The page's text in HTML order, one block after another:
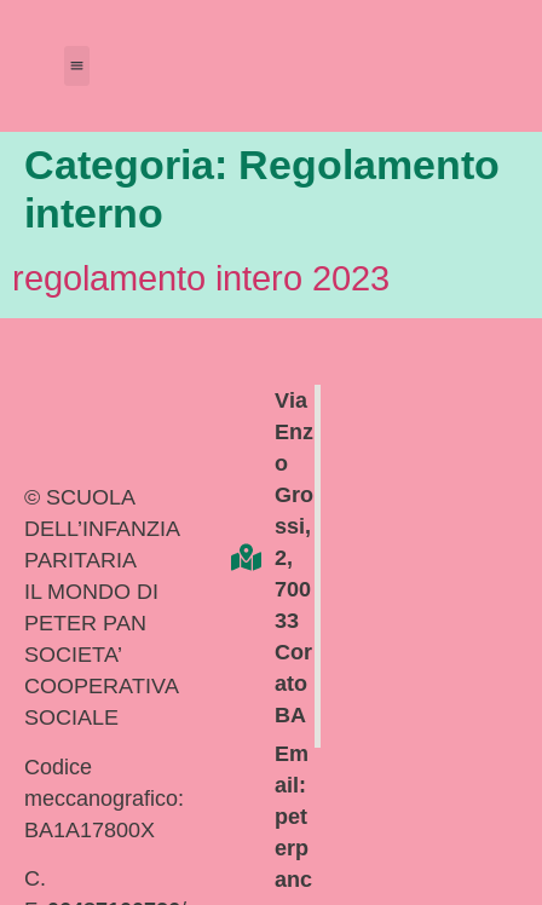
Categoria: Regolamento
interno
regolamento intero 2023
© SCUOLA
DELL’INFANZIA
PARITARIA
IL MONDO DI
PETER PAN
SOCIETA’
COOPERATIVA
SOCIALE
Codice
meccanografico:
BA1A17800X
C.
Via
Enz
o
Gro
ssi,
2,
700
33
Cor
ato
BA
Em
ail:
pet
erp
anc